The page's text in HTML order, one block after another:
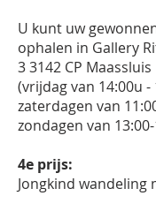
U kunt uw
ophalen in Gallery
3 3142 CP Maassluis
(vrijdag van 14:00u -
zaterdagen van
zondagen van
4e prijs:
Jongkind wandeling